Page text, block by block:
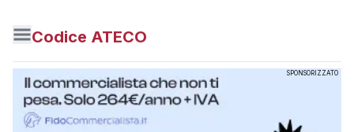
Codice ATECO
SPONSORIZZATO